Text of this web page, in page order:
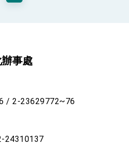
事處
/ 2-23629772~76
24310137